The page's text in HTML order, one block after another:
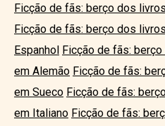
Ficção de fãs: berço dos
Ficção de fãs: berço dos
Espanhol Ficção de fãs:
em Alemão Ficção de fãs:
em Sueco Ficção de fãs:
em Italiano Ficção de fãs: